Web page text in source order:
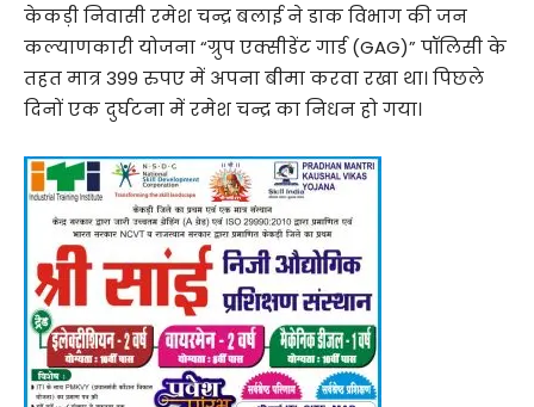
केकड़ी निवासी रमेश चन्द्र बलाई ने डाक विभाग की जन
कल्याणकारी योजना “ग्रुप एक्सीडेंट गार्ड (GAG)” पॉलिसी के
तहत मात्र 399 रुपए में अपना बीमा करवा रखा था। पिछले
दिनों एक दुर्घटना में रमेश चन्द्र का निधन हो गया।